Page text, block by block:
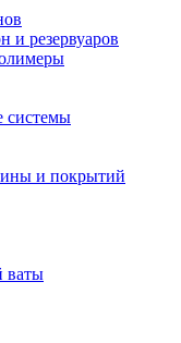
и резервуаров
системы
и покрытий
ваты